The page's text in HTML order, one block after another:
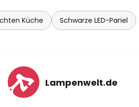
Küche Schwarze LED-Panel
Lampenwelt.de